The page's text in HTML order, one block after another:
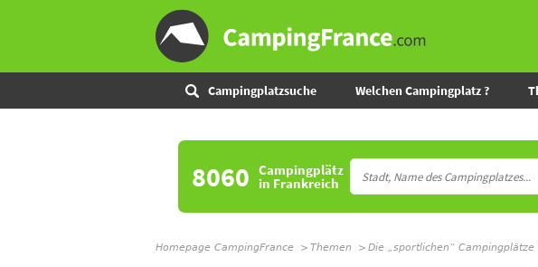
Campingplatzsuche Welchen Campingplatz ?
8060 Campingplätz
in Frankreich
Homepage CampingFrance Themen Die „sportlichen“